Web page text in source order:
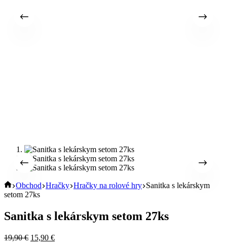
Úvod
Obchod Hračky Hračky na rolové hry Sanitka s lekárskym
setom 27ks
Sanitka s lekárskym setom 27ks
19,90€ Pôvodná
15,90 €Aktuálna